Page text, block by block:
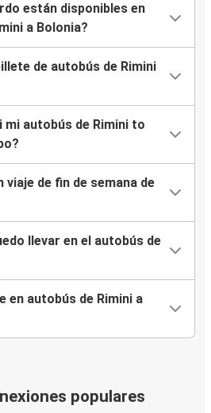
están disponibles en
a Bolonia?
de autobús de Rimini
mi autobús de Rimini to
viaje de fin de semana de
llevar en el autobús de
en autobús de Rimini a
populares